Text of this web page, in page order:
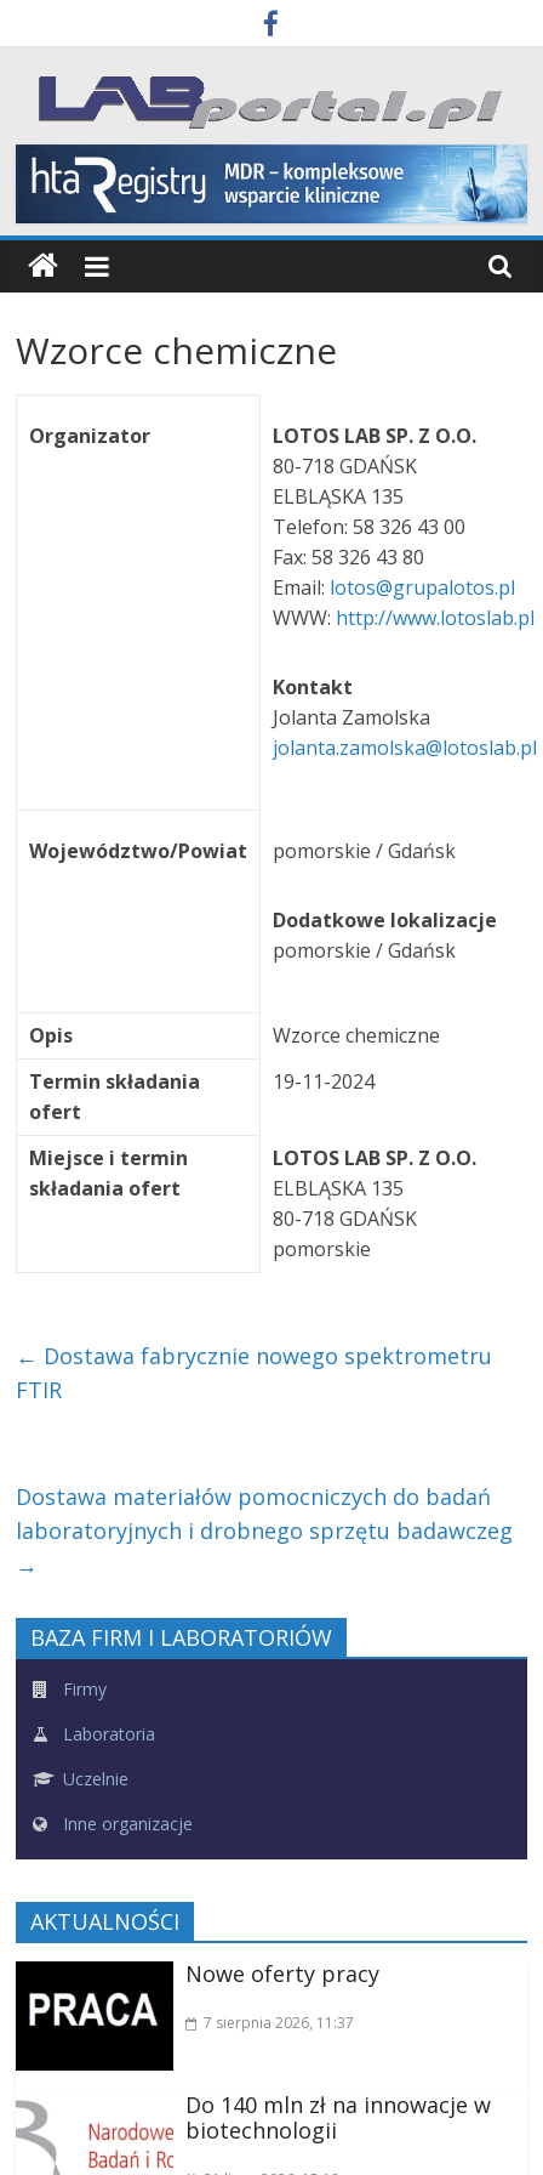
to
content
Labportal
Laboratoria
Aparatura
Badania
Wzorce chemiczne
Organizator
LOTOS LAB SP. Z O.O.
80-718 GDAŃSK
ELBLĄSKA 135
Telefon: 58 326 43 00
Fax: 58 326 43 80
Email: lotos@grupalotos.pl
WWW: http://www.lotoslab.pl
Kontakt
Jolanta Zamolska
jolanta.zamolska@lotoslab.pl
Województwo/Powiat pomorskie / Gdańsk
Dodatkowe lokalizacje
pomorskie / Gdańsk
Opis
Wzorce chemiczne
Termin składania
ofert
19-11-2024
Miejsce i termin
składania ofert
LOTOS LAB SP. Z O.O.
ELBLĄSKA 135
80-718 GDAŃSK
pomorskie
← Dostawa fabrycznie nowego spektrometru
FTIR
Dostawa materiałów pomocniczych do badań
laboratoryjnych i drobnego sprzętu badawczeg
→
BAZA FIRM I LABORATORIÓW
Firmy
Laboratoria
Uczelnie
Inne organizacje
AKTUALNOŚCI
Nowe oferty pracy
7 sierpnia 2026, 11:37
Do 140 mln zł na innowacje w
biotechnologii